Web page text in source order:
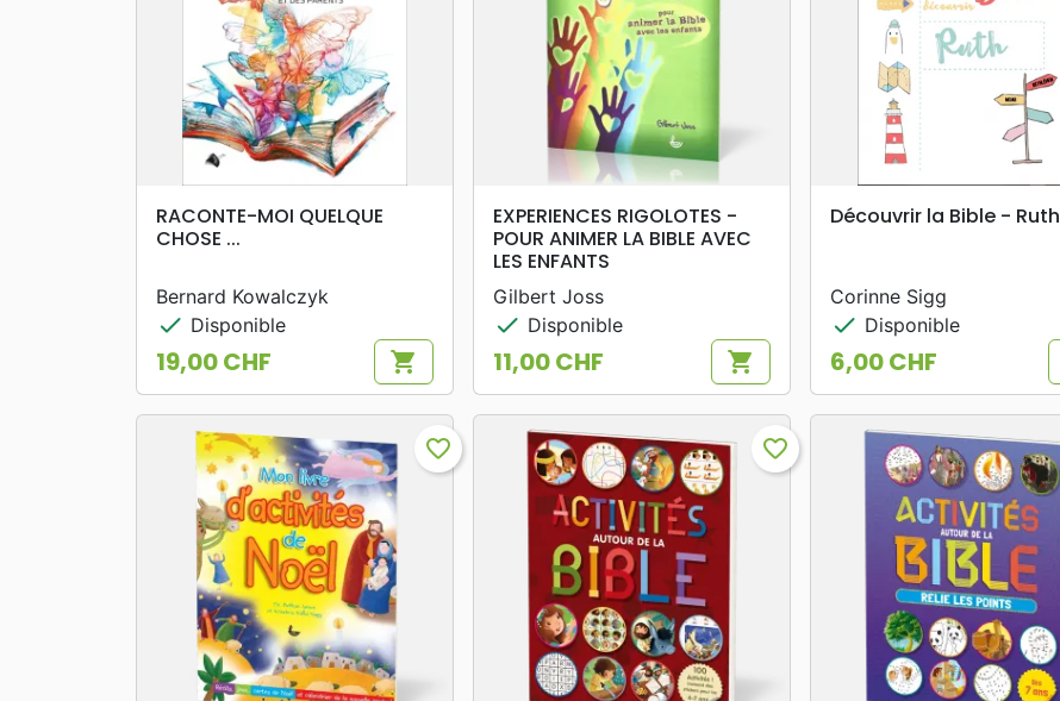
searchAPERÇU RAPIDE
RACONTE-MOI QUELQUE
CHOSE ...
Bernard Kowalczyk
check Disponible
Prix
19,00 CHF shopping_cart
searchAPERÇU RAPIDE
EXPERIENCES RIGOLOTES -
POUR ANIMER LA BIBLE AVEC
LES ENFANTS
Gilbert Joss
check Disponible
Prix
11,00 CHF shopping_cart
search APERÇU RAPIDE
Découvrir la Bible - Ruth
Corinne Sigg
check Disponible
Prix
6,00 CHF
favorite_border favorite_border